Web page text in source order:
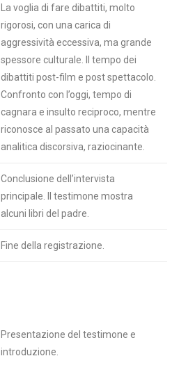
La voglia di fare dibattiti, molto
rigorosi, con una carica di
aggressività eccessiva, ma grande
spessore culturale. Il tempo dei
dibattiti post-film e post spettacolo.
Confronto con l’oggi, tempo di
cagnara e insulto reciproco, mentre
riconosce al passato una capacità
analitica discorsiva, raziocinante.
Conclusione dell’intervista
principale. Il testimone mostra
alcuni libri del padre.
Fine della registrazione.
Presentazione del testimone e
introduzione.